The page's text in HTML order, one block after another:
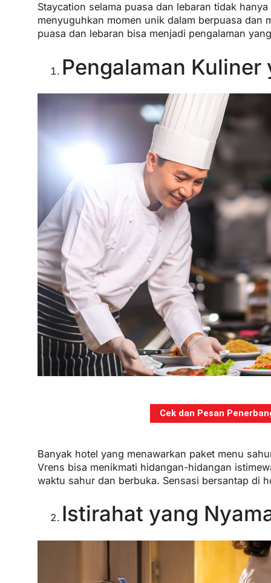
Staycation selama puasa dan lebaran tidak
menyuguhkan momen unik dalam berpuasa dan
puasa dan lebaran bisa menjadi pengalaman
Pengalaman Kuliner
Cek dan Pesan
Banyak hotel yang menawarkan paket menu
Vrens bisa menikmati hidangan-hidangan
waktu sahur dan berbuka. Sensasi bersantap di
Istirahat yang